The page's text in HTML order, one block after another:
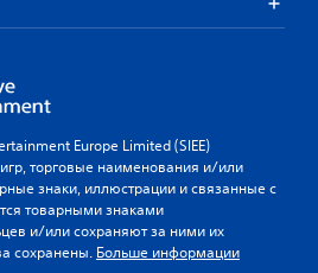
Europe Limited (SIEE)
торговые наименования и/или
знаки, иллюстрации и связанные с
товарными знаками
и/или сохраняют за ними их
сохранены. Больше информации